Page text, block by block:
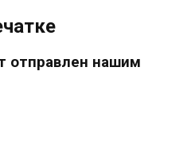
отправлен нашим